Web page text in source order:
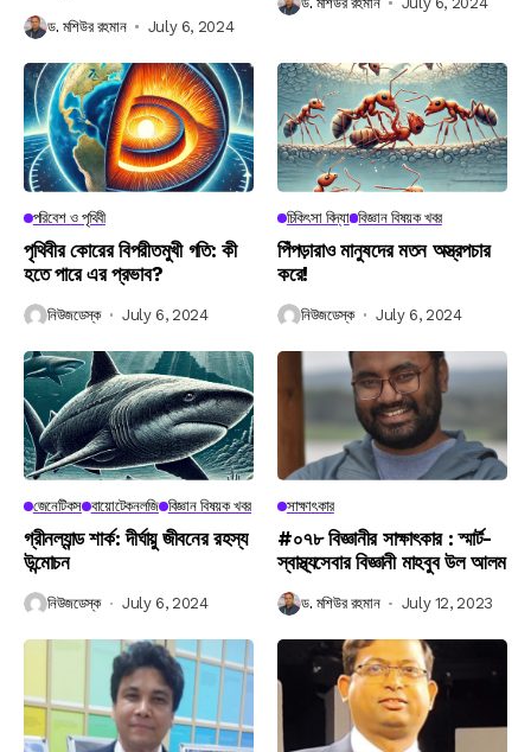
ড. মশিউর রহমান July 6, 2024
পরিবেশ ও পৃথিবী
পৃথিবীর কোরের বিপরীতমুখী গতি: কী
হতে পারে এর প্রভাব?
নিউজডেস্ক July 6, 2024
চিকিৎসা বিদ্যা বিজ্ঞান বিষয়ক খবর
পিঁপড়ারাও মানুষদের মতন অস্ত্রপচার
করে!
নিউজডেস্ক July 6, 2024
জেনেটিকস বায়োটেকনলজি বিজ্ঞান বিষয়ক খবর
গ্রীনল্যান্ড শার্ক: দীর্ঘায়ু জীবনের রহস্য
উন্মোচন
নিউজডেস্ক July 6, 2024
সাক্ষাৎকার
#০৭৮ বিজ্ঞানীর সাক্ষাৎকার : স্মার্ট-
স্বাস্থ্যসেবার বিজ্ঞানী মাহবুব উল আলম
ড. মশিউর রহমান July 12, 2023